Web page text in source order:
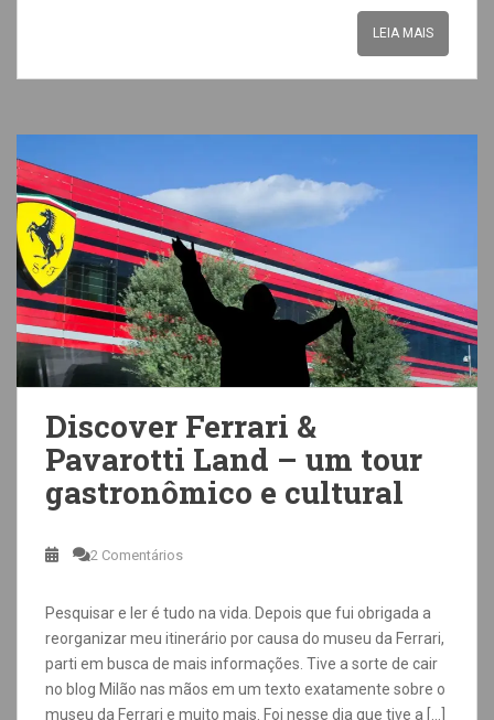
LEIA MAIS
Discover Ferrari &
Pavarotti Land – um tour
gastronômico e cultural
2 Comentários
Pesquisar e ler é tudo na vida. Depois que fui obrigada a
reorganizar meu itinerário por causa do museu da Ferrari,
parti em busca de mais informações. Tive a sorte de cair
no blog Milão nas mãos em um texto exatamente sobre o
museu da Ferrari e muito mais. Foi nesse dia que tive a […]